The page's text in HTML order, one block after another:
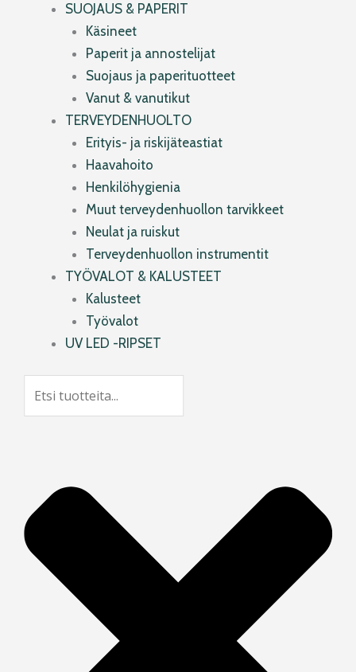
SUOJAUS & PAPERIT
Käsineet
Paperit ja annostelijat
Suojaus ja paperituotteet
Vanut & vanutikut
TERVEYDENHUOLTO
Erityis- ja riskijäteastiat
Haavahoito
Henkilöhygienia
Muut terveydenhuollon tarvikkeet
Neulat ja ruiskut
Terveydenhuollon instrumentit
TYÖVALOT & KALUSTEET
Kalusteet
Työvalot
UV LED -RIPSET